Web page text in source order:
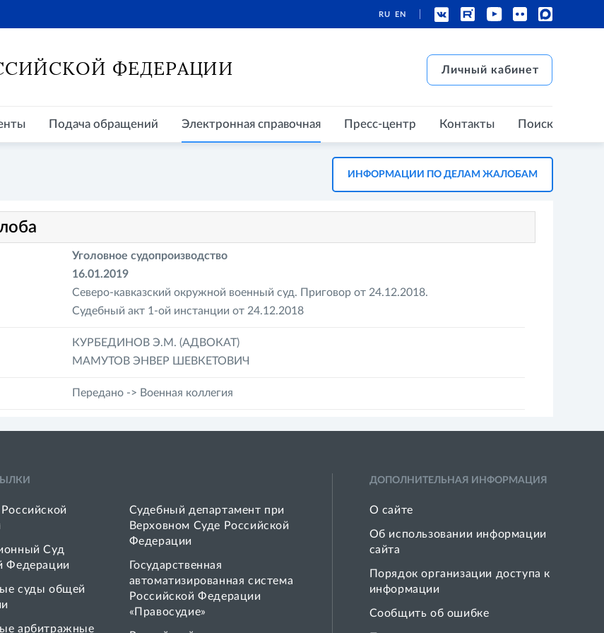
RU EN
ФЕДЕРАЦИИ Личный кабинет
Подача обращений Электронная справочная Пресс-центр Контакты Поиск
ИНФОРМАЦИИ ПО ДЕЛАМ ЖАЛОБАМ
Уголовное судопроизводство
16.01.2019
Северо-кавказский окружной военный суд. Приговор от 24.12.2018.
Судебный акт 1-ой инстанции от 24.12.2018
КУРБЕДИНОВ Э.М. (АДВОКАТ)
МАМУТОВ ЭНВЕР ШЕВКЕТОВИЧ
Передано -> Военная коллегия
Суд
Федерации
суды общей
арбитражные
Судебный департамент при
Верховном Суде Российской
Федерации
Государственная
автоматизированная система
Российской Федерации
«Правосудие»
ДОПОЛНИТЕЛЬНАЯ ИНФОРМАЦИЯ
О сайте
Об использовании информации
сайта
Порядок организации доступа к
информации
Сообщить об ошибке